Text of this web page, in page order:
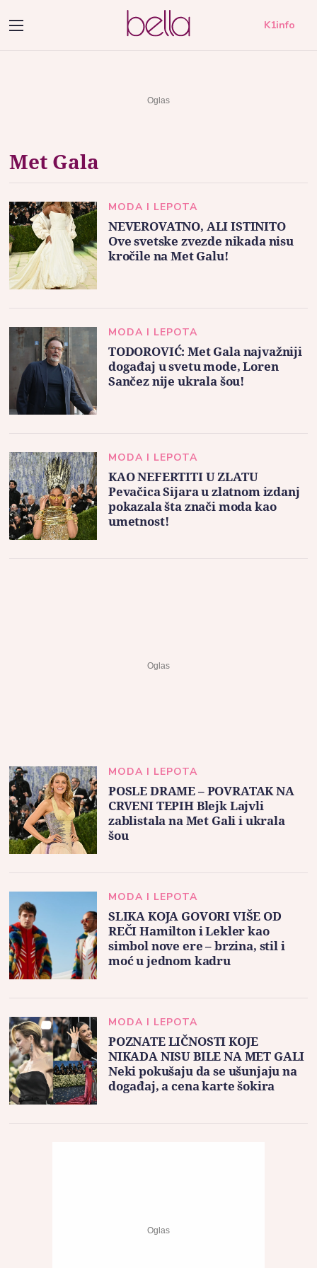
K1info
Met Gala
MODA I LEPOTA
NEVEROVATNO, ALI ISTINITO
Ove svetske zvezde nikada nisu
kročile na Met Galu!
MODA I LEPOTA
TODOROVIĆ: Met Gala najvažniji
događaj u svetu mode, Loren
Sančez nije ukrala šou!
MODA I LEPOTA
KAO NEFERTITI U ZLATU
Pevačica Sijara u zlatnom izdanj
pokazala šta znači moda kao
umetnost!
MODA I LEPOTA
POSLE DRAME – POVRATAK NA
CRVENI TEPIH Blejk Lajvli
zablistala na Met Gali i ukrala
šou
MODA I LEPOTA
SLIKA KOJA GOVORI VIŠE OD
REČI Hamilton i Lekler kao
simbol nove ere – brzina, stil i
moć u jednom kadru
MODA I LEPOTA
POZNATE LIČNOSTI KOJE
NIKADA NISU BILE NA MET GALI
Neki pokušaju da se ušunjaju na
događaj, a cena karte šokira